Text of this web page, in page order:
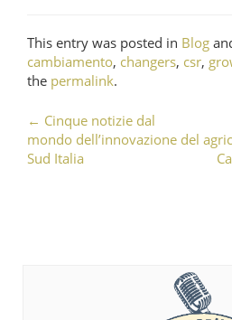
This entry was posted in Blog
cambiamento, changers, csr,
the permalink.
Post
← Cinque notizie dal
mondo dell’innovazione del
Sud Italia